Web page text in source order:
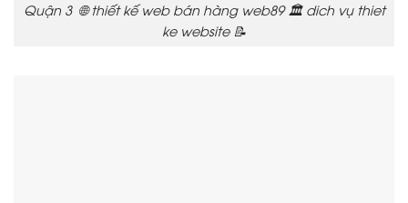
Quận 3 🌐 thiết kế web bán hàng web89 🏛️ dich vụ thiet
ke website 📝